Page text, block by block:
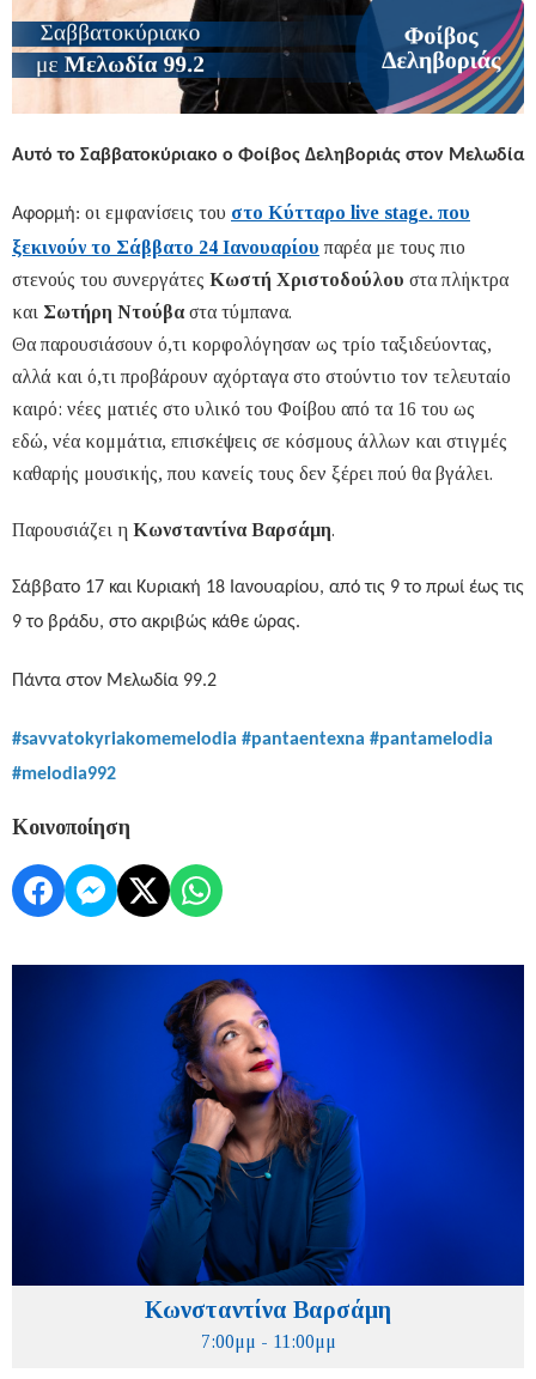
Αυτό το Σαββατοκύριακο ο Φοίβος Δεληβοριάς στον Μελωδία
Αφορμή: οι εμφανίσεις του στο Κύτταρο live stage. που
ξεκινούν το Σάββατο 24 Ιανουαρίου παρέα με τους πιο
στενούς του συνεργάτες Κωστή Χριστοδούλου στα πλήκτρα
και Σωτήρη Ντούβα στα τύμπανα.
Θα παρουσιάσουν ό,τι κορφολόγησαν ως τρίο ταξιδεύοντας,
αλλά και ό,τι προβάρουν αχόρταγα στο στούντιο τον τελευταίο
καιρό: νέες ματιές στο υλικό του Φοίβου από τα 16 του ως
εδώ, νέα κομμάτια, επισκέψεις σε κόσμους άλλων και στιγμές
καθαρής μουσικής, που κανείς τους δεν ξέρει πού θα βγάλει.
Παρουσιάζει η Κωνσταντίνα Βαρσάμη.
Σάββατο 17 και Κυριακή 18 Ιανουαρίου, από τις 9 το πρωί έως τις
9 το βράδυ, στο ακριβώς κάθε ώρας.
Πάντα στον Μελωδία 99.2
#savvatokyriakomemelodia #pantaentexna #pantamelodia
#melodia992
Κοινοποίηση
Κωνσταντίνα Βαρσάμη
7:00μμ - 11:00μμ